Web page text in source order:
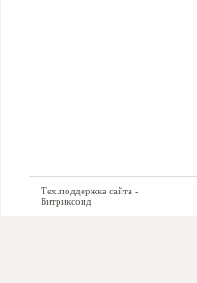
Тех.поддержка сайта -
Битриксоид